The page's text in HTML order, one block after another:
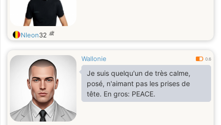
Nleon32 歳
Wallonie 0.6
Je suis quelqu'un de très calme,
posé, n'aimant pas les prises de
tête. En gros: PEACE.